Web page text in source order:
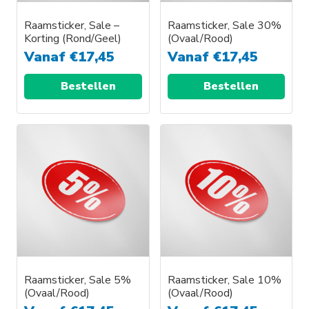
Raamsticker, Sale –
Korting (Rond/Geel)
Vanaf €17,45
Bestellen
Dit
meerdere
variaties.
Deze
optie
gekozen
worden
op
Raamsticker, Sale 30%
(Ovaal/Rood)
Vanaf €17,45
Bestellen
Dit
meerdere
variaties.
Deze
optie
gekozen
worden
op
Raamsticker, Sale 5%
(Ovaal/Rood)
Raamsticker, Sale 10%
(Ovaal/Rood)